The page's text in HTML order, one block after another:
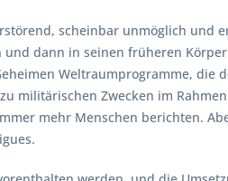
scheinbar unmöglich und
dann in seinen früheren
Weltraumprogramme,
militärischen Zwecken im
mehr Menschen berichten.